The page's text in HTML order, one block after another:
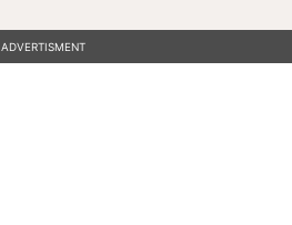
ADVERTISMENT